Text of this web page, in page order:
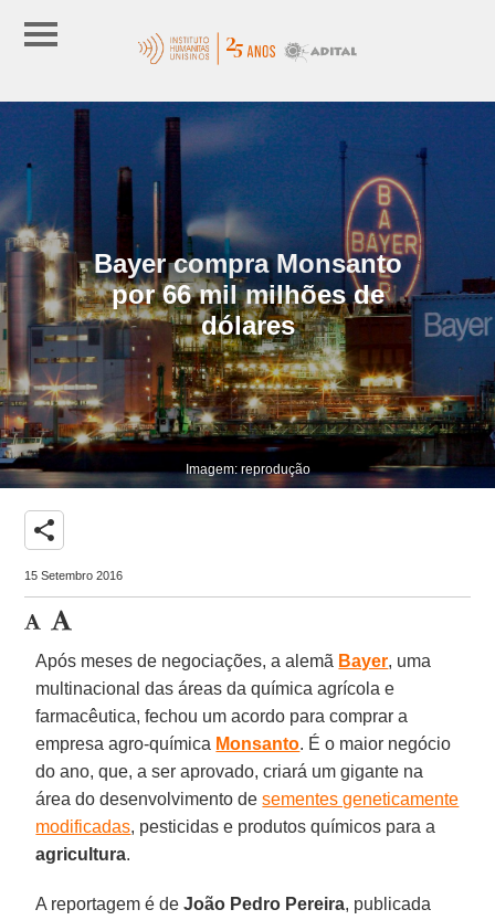
Bayer compra Monsanto
por 66 mil milhões de
dólares
Imagem: reprodução
share
15 Setembro 2016
Após meses de negociações, a alemã Bayer, uma
multinacional das áreas da química agrícola e
farmacêutica, fechou um acordo para comprar a
empresa agro-química Monsanto. É o maior negócio
do ano, que, a ser aprovado, criará um gigante na
área do desenvolvimento desementes geneticamente
modificadas, pesticidas e produtos químicos para a
agricultura.
A reportagem é deJoão Pedro Pereira, publicada